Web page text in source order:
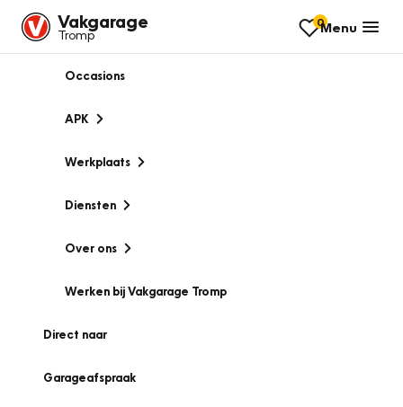
Vakgarage
Tromp
0Menu
Occasions
APK
Werkplaats
Diensten
Over ons
Werken bij Vakgarage Tromp
Direct naar
Garageafspraak